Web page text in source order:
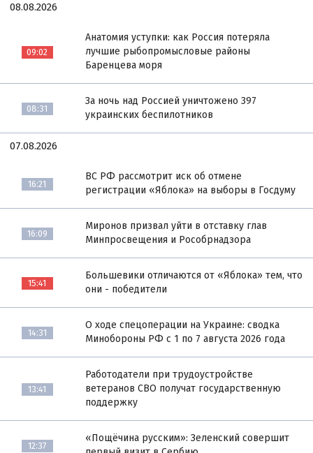
08.08.2026
09:02
Анатомия уступки: как Россия потеряла
лучшие рыбопромысловые районы
Баренцева моря
08:31
За ночь над Россией уничтожено 397
украинских беспилотников
07.08.2026
16:21
ВС РФ рассмотрит иск об отмене
регистрации «Яблока» на выборы в Госдуму
16:09
Миронов призвал уйти в отставку глав
Минпросвещения и Рособрнадзора
15:41
Большевики отличаются от «Яблока» тем, что
они - победители
14:31
О ходе спецоперации на Украине: сводка
Минобороны РФ с 1 по 7 августа 2026 года
13:41
Работодатели при трудоустройстве
ветеранов СВО получат государственную
поддержку
12:37
«Пощёчина русским»: Зеленский совершит